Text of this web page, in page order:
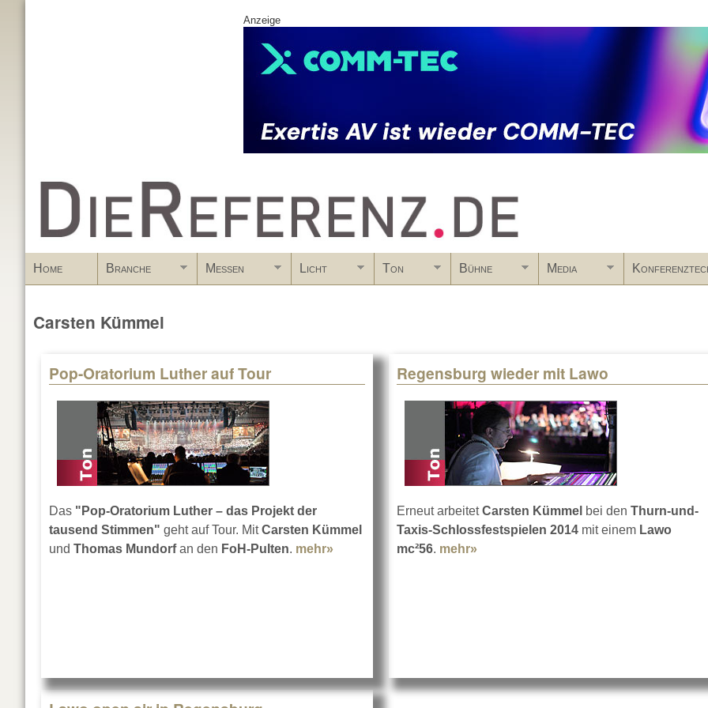
Anzeige
www.DieReferenz.de
Home Branche Messen Licht Ton Bühne Media
Carsten Kümmel
Pop-Oratorium Luther auf Tour
Das "Pop-Oratorium Luther – das Projekt der
tausend Stimmen" geht auf Tour. MitCarsten Kümmel
und Thomas Mundorfan den FoH-Pulten. mehr» about Pop-Oratorium Luther auf Tour
Regensburg wieder mit Lawo
Erneut arbeitetCarsten Kümmel bei den Thurn-und-
Taxis-Schlossfestspielen 2014 mit einem Lawo
mc²56. mehr»